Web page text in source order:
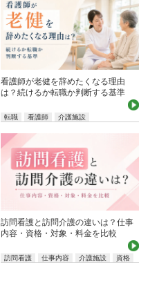
看護師が老健を辞めたくなる理由
は？続けるか転職か判断する基準
転職 看護師 介護施設
訪問看護と訪問介護の違いは？仕事
内容・資格・対象・料金を比較
訪問看護 仕事内容 介護施設 資格